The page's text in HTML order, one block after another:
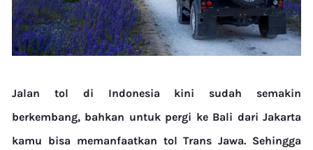
Jalan tol di Indonesia kini sudah semakin
berkembang, bahkan untuk pergi ke Bali dari Jakarta
kamu bisa memanfaatkan tol Trans Jawa. Sehingga